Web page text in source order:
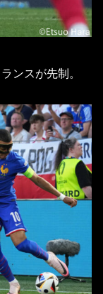
ンスが先制。